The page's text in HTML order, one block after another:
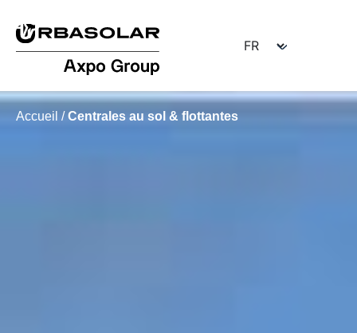
Accueil /Centrales au sol & flottantes